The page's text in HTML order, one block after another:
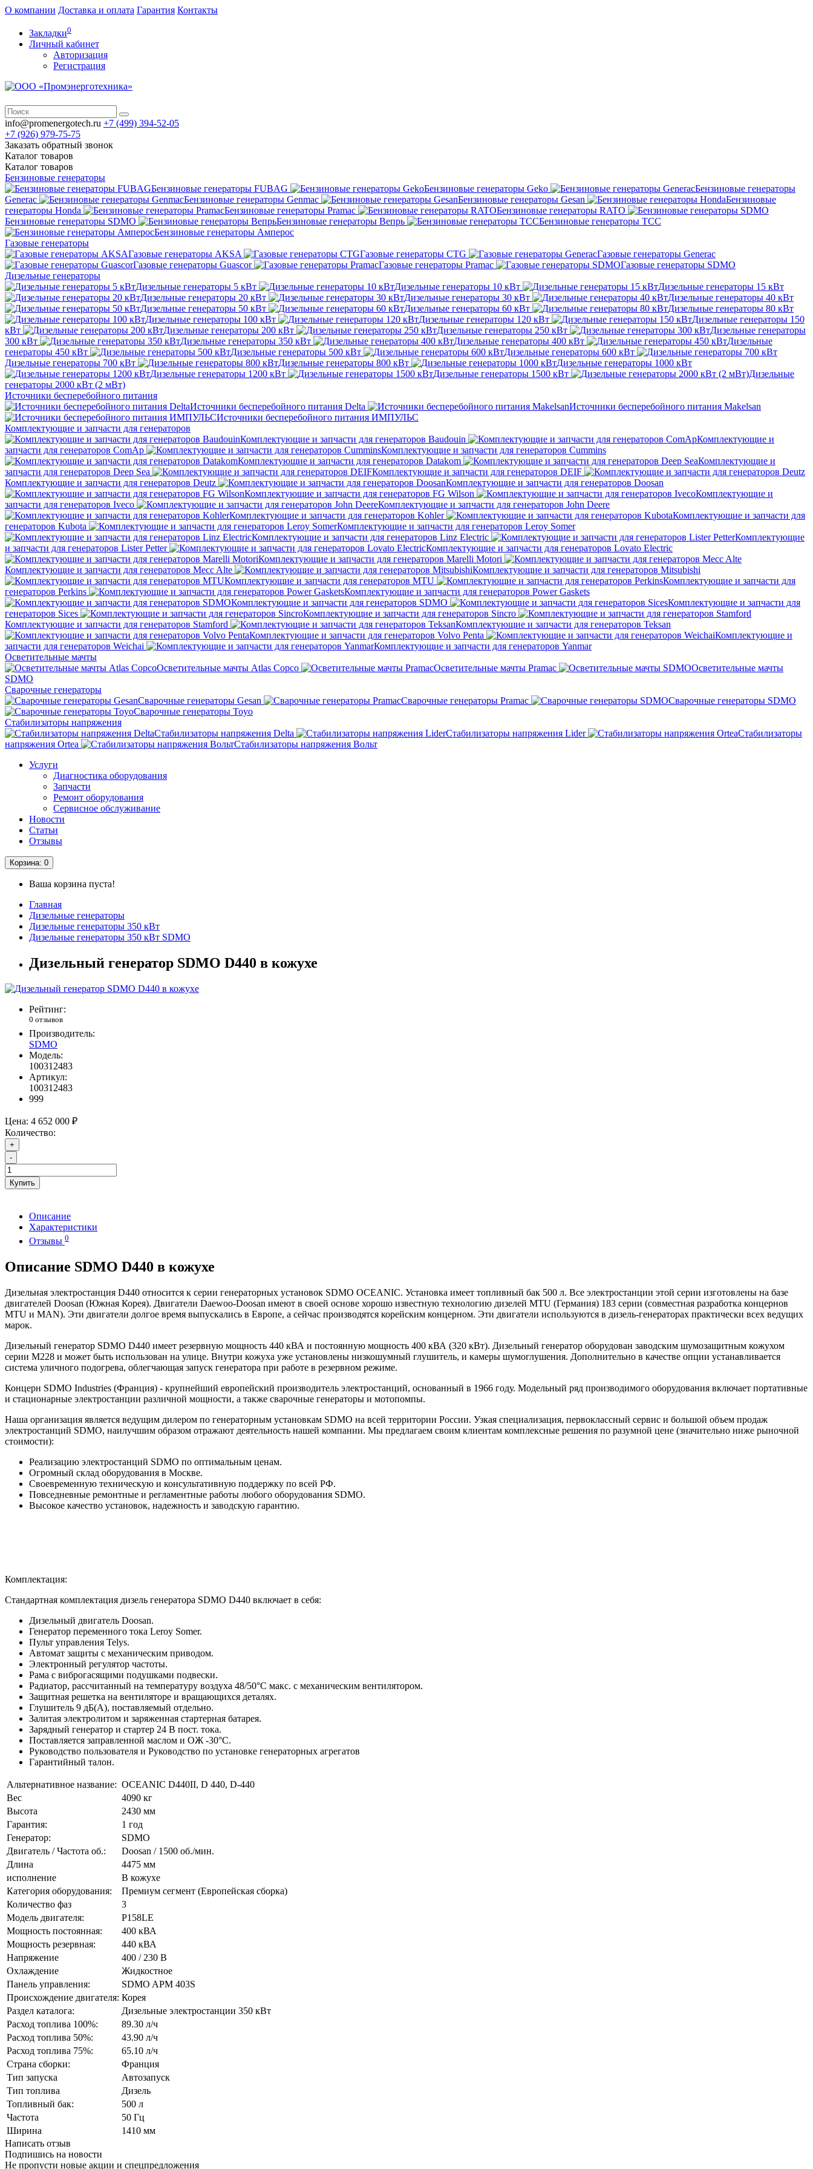
О компании Доставка и оплата Гарантия Контакты
Закладки0
Личный кабинет
Авторизация
Регистрация
info@promenergotech.ru +7 (499) 394-52-05
+7 (926) 979-75-75
Заказать обратный звонок
Каталог товаров
Каталог товаров
Бензиновые генераторы
Бензиновые генераторы FUBAG
Бензиновые генераторы Geko
Бензиновые генераторы
Generac
Бензиновые генераторы Genmac Бензиновые генераторы Gesan
Бензиновые
генераторы Honda
Бензиновые генераторы Pramac
Бензиновые генераторы RATO
Бензиновые генераторы SDMO
Бензиновые генераторы Вепрь
Бензиновые генераторы ТСС
Бензиновые генераторы Амперос
Газовые генераторы
Газовые генераторы AKSA
Газовые генераторы CTG
Газовые генераторы Generac
Газовые генераторы Guascor
Газовые генераторы Pramac
Газовые генераторы SDMO
Дизельные генераторы
Дизельные генераторы 5 кВт
Дизельные генераторы 10 кВт
Дизельные генераторы 15 кВт
Дизельные генераторы 20 кВт
Дизельные генераторы 30 кВт
Дизельные генераторы 40 кВт
Дизельные генераторы 50 кВт
Дизельные генераторы 60 кВт
Дизельные генераторы 80 кВт
Дизельные генераторы 100 кВт
Дизельные генераторы 120 кВт
Дизельные генераторы 150
кВт
Дизельные генераторы 200 кВт Дизельные генераторы 250 кВт
Дизельные генераторы
300 кВт
Дизельные генераторы 350 кВт Дизельные генераторы 400 кВт
Дизельные
генераторы 450 кВт
Дизельные генераторы 500 кВт
Дизельные генераторы 600 кВт
Дизельные генераторы 700 кВт
Дизельные генераторы 800 кВт
Дизельные генераторы 1000 кВт
Дизельные генераторы 1200 кВт
Дизельные генераторы 1500 кВт
Дизельные
генераторы 2000 кВт (2 мВт)
Источники бесперебойного питания
Источники бесперебойного питания Delta
Источники бесперебойного питания Makelsan
Источники бесперебойного питания ИМПУЛЬС
Комплектующие и запчасти для генераторов
Комплектующие и запчасти для генераторов Baudouin
Комплектующие и
запчасти для генераторов ComAp
Комплектующие и запчасти для генераторов Cummins
Комплектующие и запчасти для генераторов Datakom
Комплектующие и
запчасти для генераторов Deep Sea
Комплектующие и запчасти для генераторов DEIF
Комплектующие и запчасти для генераторов Deutz
Комплектующие и запчасти для генераторов Doosan
Комплектующие и запчасти для генераторов FG Wilson
Комплектующие и
запчасти для генераторов Iveco
Комплектующие и запчасти для генераторов John Deere
Комплектующие и запчасти для генераторов Kohler
Комплектующие и запчасти для
генераторов Kubota
Комплектующие и запчасти для генераторов Leroy Somer
Комплектующие и запчасти для генераторов Linz Electric
Комплектующие
и запчасти для генераторов Lister Petter
Комплектующие и запчасти для генераторов Lovato Electric
Комплектующие и запчасти для генераторов Marelli Motori
Комплектующие и запчасти для генераторов Mecc Alte
Комплектующие и запчасти для генераторов Mitsubishi
Комплектующие и запчасти для генераторов MTU
Комплектующие и запчасти для
генераторов Perkins
Комплектующие и запчасти для генераторов Power Gaskets
Комплектующие и запчасти для генераторов SDMO
Комплектующие и запчасти для
генераторов Sices
Комплектующие и запчасти для генераторов Sincro
Комплектующие и запчасти для генераторов Stamford
Комплектующие и запчасти для генераторов Teksan
Комплектующие и запчасти для генераторов Volvo Penta
Комплектующие и
запчасти для генераторов Weichai
Комплектующие и запчасти для генераторов Yanmar
Осветительные мачты
Осветительные мачты Atlas Copco
Осветительные мачты Pramac
Осветительные мачты
SDMO
Сварочные генераторы
Сварочные генераторы Gesan
Сварочные генераторы Pramac
Сварочные генераторы SDMO
Сварочные генераторы Toyo
Стабилизаторы напряжения
Стабилизаторы напряжения Delta
Стабилизаторы напряжения Lider
Стабилизаторы
напряжения Ortea
Стабилизаторы напряжения Вольт
Услуги
Диагностика оборудования
Запчасти
Ремонт оборудования
Сервисное обслуживание
Новости
Статьи
Отзывы
Корзина: 0
Ваша корзина пуста!
Главная
Дизельные генераторы
Дизельные генераторы 350 кВт
Дизельные генераторы 350 кВт SDMO
Дизельный генератор SDMO D440 в кожухе
Рейтинг:
0 отзывов
Производитель:
SDMO
Модель:
100312483
Артикул:
100312483
999
Цена: 4 652 000 ₽
Количество:
+
-
Купить
Описание
Характеристики
Отзывы 0
Описание SDMO D440 в кожухе
Дизельная электростанция D440 относится к серии генераторных установок SDMO OCEANIC. Установка имеет топливный бак 500 л. Все электростанции этой серии изготовлены на базе
двигателей Doosan (Южная Корея). Двигатели Daewoo-Doosan имеют в своей основе хорошо известную технологию дизелей MTU (Германия) 183 серии (совместная разработка концернов
MTU и MAN). Эти двигатели долгое время выпускались в Европе, а сейчас производятся корейским концерном. Эти двигатели используются в дизель-генераторах практически всех ведущих
марок.
Дизельный генератор SDMO D440 имеет резервную мощность 440 кВА и постоянную мощность 400 кВА (320 кВт). Дизельный генератор оборудован заводским шумозащитным кожухом
серии M228 и может быть использован на улице. Внутри кожуха уже установлены низкошумный глушитель, и камеры шумоглушения. Дополнительно в качестве опции устанавливается
система уличного подогрева, облегчающая запуск генератора при работе в резервном режиме.
Концерн SDMO Industries (Франция) - крупнейший европейский производитель электростанций, основанный в 1966 году. Модельный ряд производимого оборудования включает портативные
и стационарные электростанции различной мощности, а также сварочные генераторы и мотопомпы.
Наша организация является ведущим дилером по генераторным установкам SDMO на всей территории России. Узкая специализация, первоклассный сервис и большой объем продаж
электростанций SDMO, наилучшим образом отражают деятельность нашей компании. Мы предлагаем своим клиентам комплексные решения по разумной цене (значительно ниже рыночной
стоимости):
Реализацию электростанций SDMO по оптимальным ценам.
Огромный склад оборудования в Москве.
Своевременную техническую и консультативную поддержку по всей РФ.
Повседневные ремонтные и регламентные работы любого оборудования SDMO.
Высокое качество установок, надежность и заводскую гарантию.
Комплектация:
Стандартная комплектация дизель генератора SDMO D440 включает в себя:
Дизельный двигатель Doosan.
Генератор переменного тока Leroy Somer.
Пульт управления Telys.
Автомат защиты с механическим приводом.
Электронный регулятор частоты.
Рама с виброгасящими подушками подвески.
Радиатор, рассчитанный на температуру воздуха 48/50°C макс. с механическим вентилятором.
Защитная решетка на вентиляторе и вращающихся деталях.
Глушитель 9 дБ(A), поставляемый отдельно.
Залитая электролитом и заряженная стартерная батарея.
Зарядный генератор и стартер 24 В пост. тока.
Поставляется заправленной маслом и ОЖ -30°C.
Руководство пользователя и Руководство по установке генераторных агрегатов
Гарантийный талон.
Альтернативное название: OCEANIC D440II, D 440, D-440
Вес
4090 кг
Высота
2430 мм
Гарантия:
1 год
Генератор:
SDMO
Двигатель / Частота об.:
Doosan / 1500 об./мин.
Длина
4475 мм
исполнение
В кожухе
Категория оборудования:
Премиум сегмент (Европейская сборка)
Количество фаз
3
Модель двигателя:
P158LE
Мощность постоянная:
400 кВА
Мощность резервная:
440 кВА
Напряжение
400 / 230 В
Охлаждение
Жидкостное
Панель управления:
SDMO APM 403S
Происхождение двигателя: Корея
Раздел каталога:
Дизельные электростанции 350 кВт
Расход топлива 100%:
89.30 л/ч
Расход топлива 50%:
43.90 л/ч
Расход топлива 75%:
65.10 л/ч
Страна сборки:
Франция
Тип запуска
Автозапуск
Тип топлива
Дизель
Топливный бак:
500 л
Частота
50 Гц
Ширина
1410 мм
Написать отзыв
Подпишись на новости
Не пропусти новые акции и спецпредложения